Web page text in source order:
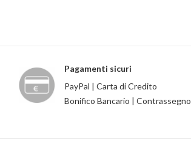
Pagamenti sicuri
PayPal | Carta di Credito
Bonifico Bancario | Contrassegno